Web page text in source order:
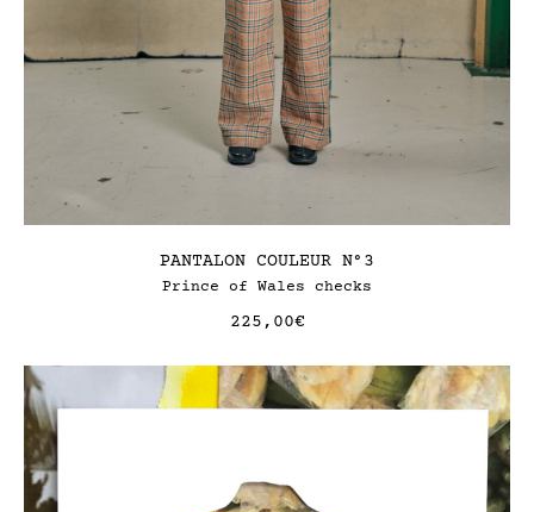
PANTALON COULEUR N°3
Prince of Wales checks
225,00€